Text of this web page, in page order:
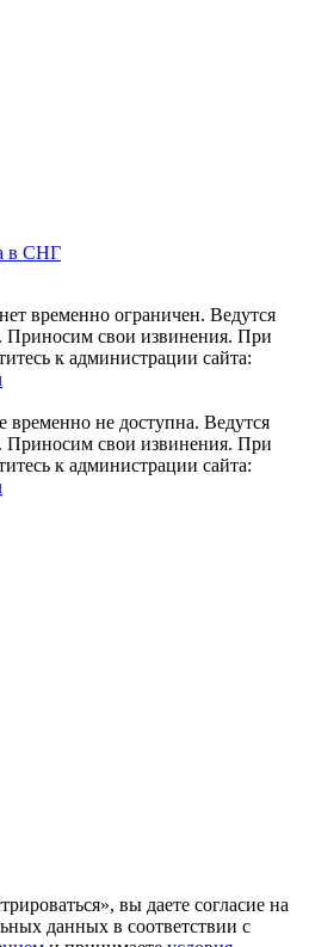
в СНГ
временно ограничен. Ведутся
Приносим свои извинения. При
к администрации сайта:
временно не доступна. Ведутся
Приносим свои извинения. При
к администрации сайта:
вы даете согласие на
данных в соответствии с